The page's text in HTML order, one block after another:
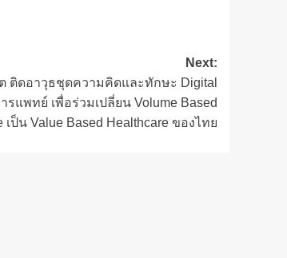
Next:
ติดอาวุธชุดความคิดและทักษะ Digital
แพทย์ เพื่อร่วมเปลี่ยน Volume Based
เป็น Value Based Healthcare ของไทย